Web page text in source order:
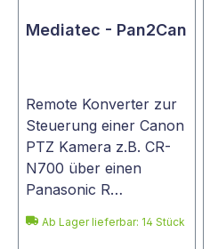
Mediatec - Pan2Can
Remote Konverter zur
Steuerung einer Canon
PTZ Kamera z.B. CR-
N700 über einen
Panasonic R…
Ab Lager lieferbar: 14 Stück